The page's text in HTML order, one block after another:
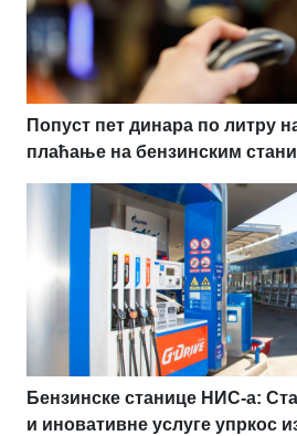
Попуст пет динара по литру
плаћање на бензинским
Бензинске станице НИС-а:
и иновативне услуге упркос